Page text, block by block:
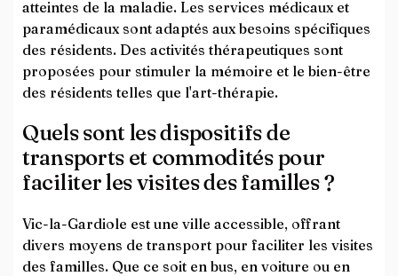
atteintes de la maladie. Les services médicaux et
paramédicaux sont adaptés aux besoins spécifiques
des résidents. Des activités thérapeutiques sont
proposées pour stimuler la mémoire et le bien-être
des résidents telles que l'art-thérapie.
Quels sont les dispositifs de
transports et commodités pour
faciliter les visites des familles ?
Vic-la-Gardiole est une ville accessible, offrant
divers moyens de transport pour faciliter les visites
des familles. Que ce soit en bus, en voiture ou en